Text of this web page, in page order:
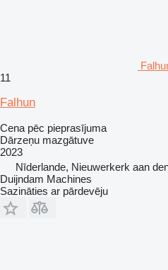
11
Falhun
Cena pēc pieprasījuma
Dārzeņu mazgātuve
2023
Nīderlande, Nieuwerkerk aan
Duijndam Machines
Sazināties ar pārdevēju